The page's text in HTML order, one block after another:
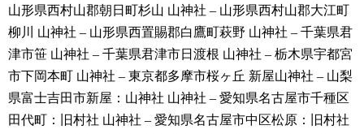
山形県西村山郡朝日町杉山 山神社 – 山形県西村山郡大江町
柳川
山神社 – 山形県西置賜郡白鷹町萩野 山神社 – 千葉県君
津市笹 山神社 – 千葉県君津市日渡根 山神社 – 栃木県宇都宮
市下岡本町 山神社 – 東京都多摩市桜ヶ丘 新屋山神社 – 山梨
県富士吉田市新屋：山神社 山神社 – 愛知県名古屋市千種区
田代町：旧村社 山神社 – 愛知県名古屋市中区松原：旧村社